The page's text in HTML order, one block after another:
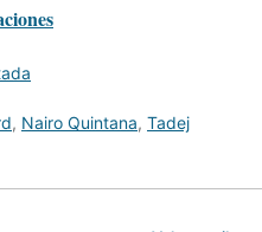
, Nairo Quintana, Tadej